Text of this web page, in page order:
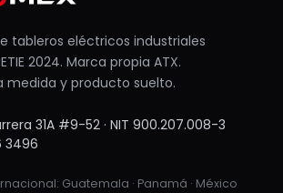
tableros eléctricos industriales
2024. Marca propia ATX.
medida y producto suelto.
31A #9-52 · NIT 900.207.008-3
3496
Guatemala · Panamá · México